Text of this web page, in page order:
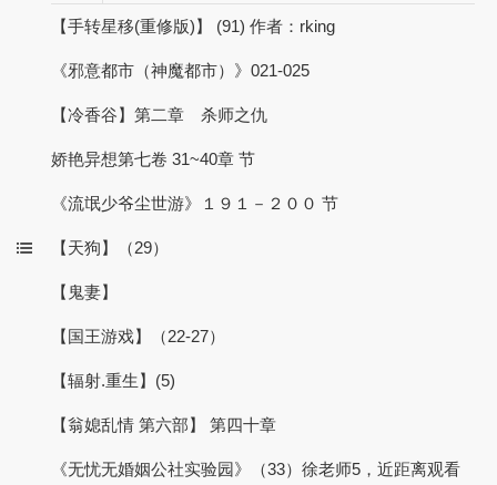
【手转星移(重修版)】 (91) 作者：rking
《邪意都市（神魔都市）》021-025
【冷香谷】第二章 杀师之仇
娇艳异想第七卷 31~40章 节
《流氓少爷尘世游》１９１－２００ 节
【天狗】（29）
【鬼妻】
【国王游戏】（22-27）
【辐射.重生】(5)
【翁媳乱情 第六部】 第四十章
《无忧无婚姻公社实验园》（33）徐老师5，近距离观看